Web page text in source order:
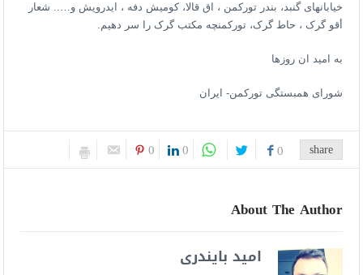
خیابانهاى گنبد، بندر تورکمن ، اق قالا، کومیش دفه ، ایدرویش و….. شعار
أقو گرک ، حاط گرک، تورکمنچه مکتب گرک را سر دهیم.
به امید ان روزها
شوراى همبستگى تورکمن- ایران
share
0
0
0
About The Author
امید بایندری